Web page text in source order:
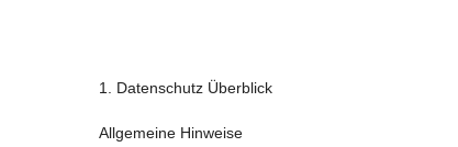
1. Datenschutz Überblick
Allgemeine Hinweise